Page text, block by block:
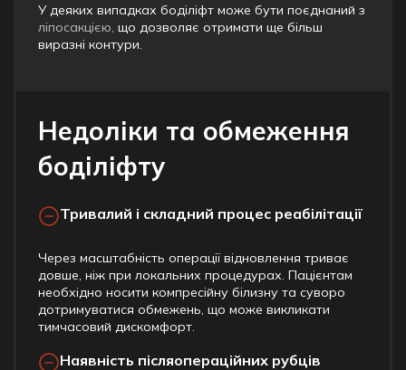
У деяких випадках боділіфт може бути поєднаний з
ліпосакцією, що дозволяє отримати ще більш
виразні контури.
Недоліки та обмеження
боділіфту
Тривалий і складний процес реабілітації
Через масштабність операції відновлення триває
довше, ніж при локальних процедурах. Пацієнтам
необхідно носити компресійну білизну та суворо
дотримуватися обмежень, що може викликати
тимчасовий дискомфорт.
Наявність післяопераційних рубців